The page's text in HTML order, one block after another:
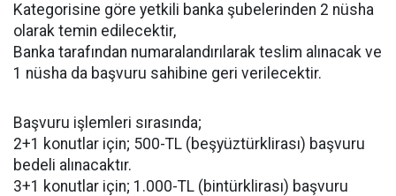
Kategorisine göre yetkili banka şubelerinden 2 nüsha
olarak temin edilecektir,
Banka tarafından numaralandırılarak teslim alınacak ve
1 nüsha da başvuru sahibine geri verilecektir.
Başvuru işlemleri sırasında;
2+1 konutlar için; 500-TL (beşyüztürklirası) başvuru
bedeli alınacaktır.
3+1 konutlar için; 1.000-TL (bintürklirası) başvuru